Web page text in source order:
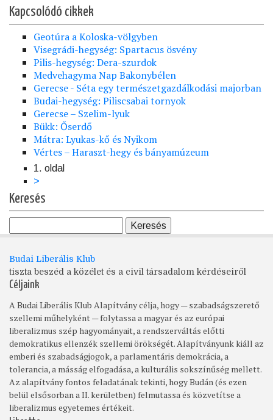
Kapcsolódó cikkek
Geotúra a Koloska-völgyben
Visegrádi-hegység: Spartacus ösvény
Pilis-hegység: Dera-szurdok
Medvehagyma Nap Bakonybélen
Gerecse - Séta egy természetgazdálkodási majorban
Budai-hegység: Piliscsabai tornyok
Gerecse – Szelim-lyuk
Bükk: Őserdő
Mátra: Lyukas-kő és Nyikom
Vértes – Haraszt-hegy és bányamúzeum
Oldalszámozás
1. oldal
Következő
oldal
>
Keresés
Budai Liberális Klub
tiszta beszéd a közélet és a civil társadalom kérdéseiről
Céljaink
A Budai Liberális Klub Alapítvány célja, hogy — szabadságszerető
szellemi műhelyként — folytassa a magyar és az európai
liberalizmus szép hagyományait, a rendszerváltás előtti
demokratikus ellenzék szellemi örökségét. Alapítványunk kiáll az
emberi és szabadságjogok, a parlamentáris demokrácia, a
tolerancia, a másság elfogadása, a kulturális sokszínűség mellett.
Az alapítvány fontos feladatának tekinti, hogy Budán (és ezen
belül elsősorban a II. kerületben) felmutassa és közvetítse a
liberalizmus egyetemes értékeit.